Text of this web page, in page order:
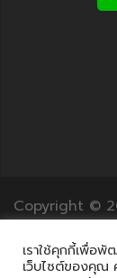
Copyright ©
เราใช้คุกกี้เพื่อ
เว็บไซต์ของคุณ